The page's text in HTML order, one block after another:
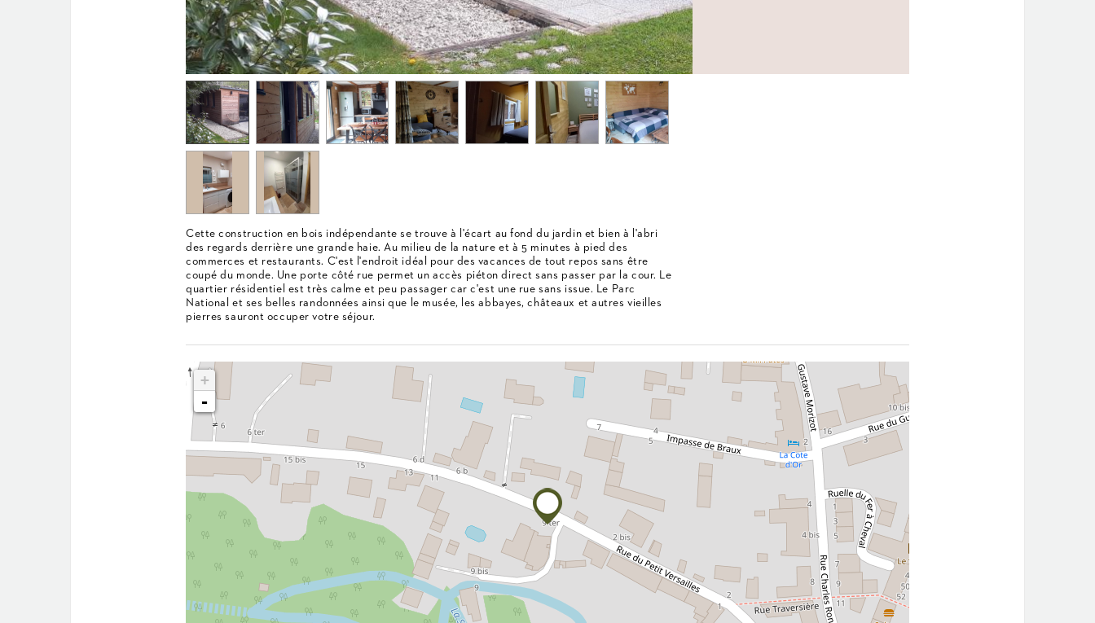
Cette construction en bois indépendante se trouve à l'écart au fond du jardin et bien à l'abri
des regards derrière une grande haie. Au milieu de la nature et à 5 minutes à pied des
commerces et restaurants. C'est l'endroit idéal pour des vacances de tout repos sans être
coupé du monde. Une porte côté rue permet un accès piéton direct sans passer par la cour. Le
quartier résidentiel est très calme et peu passager car c'est une rue sans issue. Le Parc
National et ses belles randonnées ainsi que le musée, les abbayes, châteaux et autres vieilles
pierres sauront occuper votre séjour.
+
-